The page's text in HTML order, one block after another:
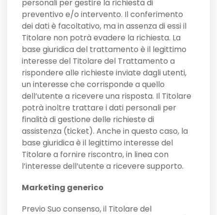
personali per gestire la richiesta di
preventivo e/o intervento. Il conferimento
dei dati è facoltativo, ma in assenza di essi il
Titolare non potrà evadere la richiesta. La
base giuridica del trattamento è il legittimo
interesse del Titolare del Trattamento a
rispondere alle richieste inviate dagli utenti,
un interesse che corrisponde a quello
dell’utente a ricevere una risposta. Il Titolare
potrà inoltre trattare i dati personali per
finalità di gestione delle richieste di
assistenza (ticket). Anche in questo caso, la
base giuridica è il legittimo interesse del
Titolare a fornire riscontro, in linea con
l’interesse dell’utente a ricevere supporto.
Marketing generico
Previo Suo consenso, il Titolare del